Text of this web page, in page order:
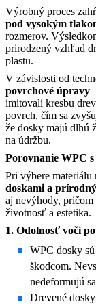
Výrobný proces
pod vysokým
rozmerov.
prirodzený vzhľad
plastu.
V závislosti od
povrchové úpravy
imitovali kresbu
povrch, čím sa
že dosky majú dlhú
na údržbu.
Porovnanie WPC
Pri výbere materiálu
doskami a
aj nevýhody,
životnosť a estetika.
1. Odolnosť voči
WPC dosky
škodcom.
nedeformujú
Drevené